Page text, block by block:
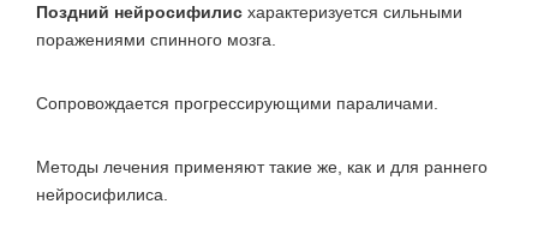
Поздний нейросифилис характеризуется сильными
поражениями спинного мозга.
Сопровождается прогрессирующими параличами.
Методы лечения применяют такие же, как и для раннего
нейросифилиса.